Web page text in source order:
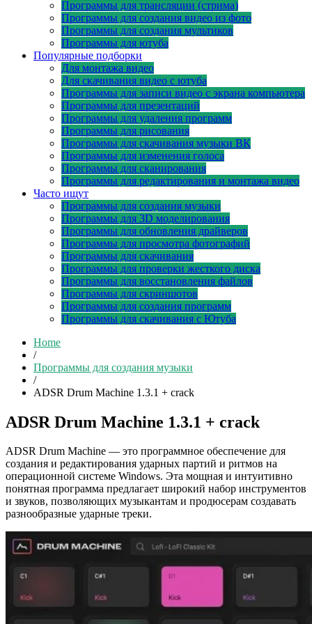
Программы для трансляции (стрима)
Программы для создания видео из фото
Программы для создания мультиков
Программы для ютуба
Популярные подборки
Для монтажа видео
Для скачивания видео с ютуба
Программы для записи видео с экрана компьютера
Программы для презентаций
Программы для удаления программ
Программы для рисования
Программы для скачивания музыки ВК
Программы для изменения голоса
Программы для сканирования
Программы для редактирования и монтажа видео
Часто ищут
Программы для создания музыки
Программы для 3D моделирования
Программы для обновления драйверов
Программы для просмотра фотографий
Программы для скачивания
Программы для проверки жесткого диска
Программы для восстановления файлов
Программы для скриншотов
Программы для создания программ
Программы для скачивания с Ютуба
Home
/
Программы для создания музыки
/
ADSR Drum Machine 1.3.1 + crack
ADSR Drum Machine 1.3.1 + crack
ADSR Drum Machine — это программное обеспечение для
создания и редактирования ударных партий и ритмов на
операционной системе Windows. Эта мощная и интуитивно
понятная программа предлагает широкий набор инструментов
и звуков, позволяющих музыкантам и продюсерам создавать
разнообразные ударные треки.